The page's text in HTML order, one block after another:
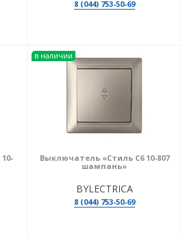
8 (044) 753-50-69
в наличии
Выключатель «Стиль С6 10-807
шампань»
BYLECTRICA
8 (044) 753-50-69